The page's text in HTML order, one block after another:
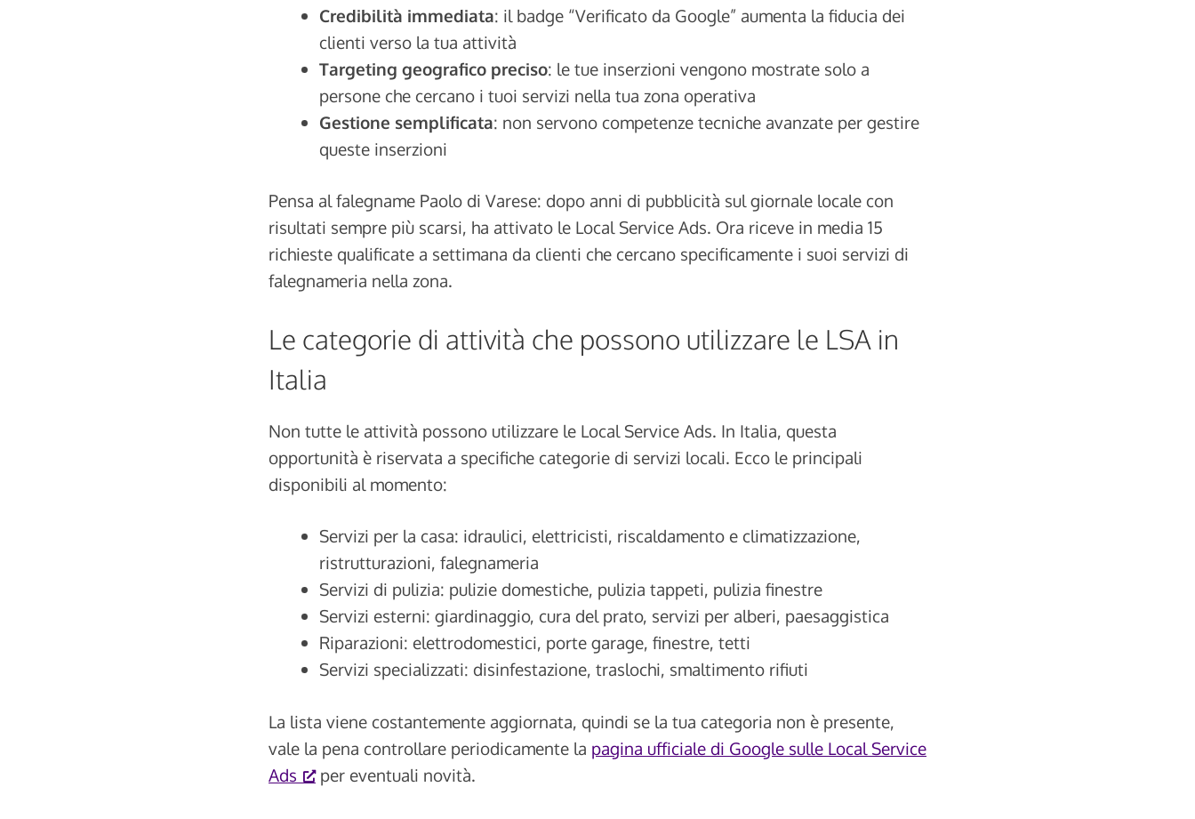
Credibilità immediata: il badge “Verificato da Google” aumenta la fiducia dei
clienti verso la tua attività
Targeting geografico preciso: le tue inserzioni vengono mostrate solo a
persone che cercano i tuoi servizi nella tua zona operativa
Gestione semplificata: non servono competenze tecniche avanzate per gestire
queste inserzioni
Pensa al falegname Paolo di Varese: dopo anni di pubblicità sul giornale locale con
risultati sempre più scarsi, ha attivato le Local Service Ads. Ora riceve in media 15
richieste qualificate a settimana da clienti che cercano specificamente i suoi servizi di
falegnameria nella zona.
Le categorie di attività che possono utilizzare le LSA in
Italia
Non tutte le attività possono utilizzare le Local Service Ads. In Italia, questa
opportunità è riservata a specifiche categorie di servizi locali. Ecco le principali
disponibili al momento:
Servizi per la casa: idraulici, elettricisti, riscaldamento e climatizzazione,
ristrutturazioni, falegnameria
Servizi di pulizia: pulizie domestiche, pulizia tappeti, pulizia finestre
Servizi esterni: giardinaggio, cura del prato, servizi per alberi, paesaggistica
Riparazioni: elettrodomestici, porte garage, finestre, tetti
Servizi specializzati: disinfestazione, traslochi, smaltimento rifiuti
La lista viene costantemente aggiornata, quindi se la tua categoria non è presente,
vale la pena controllare periodicamente la pagina ufficiale di Google sulle Local Service
Ads
per eventuali novità.